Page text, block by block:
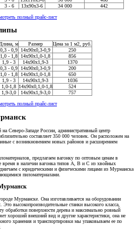
3 - 6 13x90x3-6 34 000
442
полный прайс-лист
м Размер
Цена за 1 м2, руб.
0,3 - 0,9 14x90x0,3-0,9
250
1,0 - 1,8 14x90x1,0-1,8
856
1,9 - 3 14x90x1,9-3
1370
0,3 - 0,9 14x90x0,3-0,9
200
1,0 - 1,8 14x90х1,0-1,8
650
1,9 - 3 14x90x1,9-3
1036
1,0-1,8 14x90x0,1,0-1,8
524
1,9-3,0 14x90x1,9-3,0
757
полный прайс-лист
Северо-Западе России, административный центр
составляет 350 000 человек. Он расположен на
с возникновением новых районов и расширением
предлагаем вагонку по оптовым ценам в
время в наличии вагонка типов А, В и С из хвойных
с юридическими и физическими лицами из Мурманска
пиломатериалами.
Мурманске. Она изготавливается на оборудовании
высокопроизводительные станки высокого класса,
обработки поверхности дерева и максимально ровный
хороший внешний вид и другие характеристики, она не
хранения и транспортировки мы упаковываем ее по